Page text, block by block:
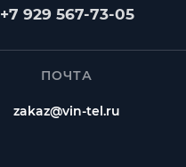
+7 929 567-73-05
ПОЧТА
zakaz@vin-tel.ru